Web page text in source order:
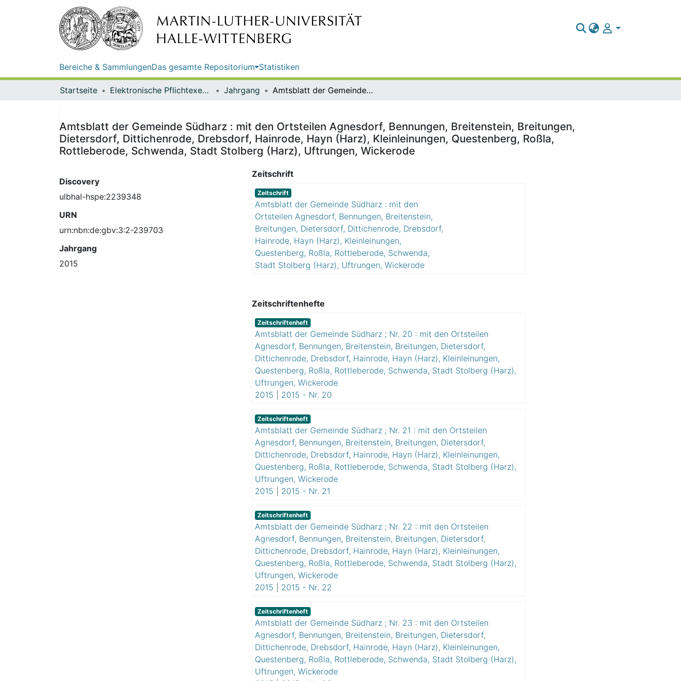
Bereiche & SammlungenDas gesamte Repositorium Statistiken
Startseite Elektronische Pflichtexemplare Jahrgang Amtsblatt der Gemeinde Südharz : mit den Ortsteilen Agnesdorf, Bennungen, Breitenstein, Breitungen, Dietersdorf, Dittichenrode, Drebsdorf, Hainrode, Hayn (Harz), Kleinleinungen, Questenberg, Roßla, Rottleberode, Schwenda, Stadt Stolberg (Harz), Uftrungen, Wickerode
Amtsblatt der Gemeinde Südharz : mit den Ortsteilen Agnesdorf, Bennungen, Breitenstein, Breitungen,
Dietersdorf, Dittichenrode, Drebsdorf, Hainrode, Hayn (Harz), Kleinleinungen, Questenberg, Roßla,
Rottleberode, Schwenda, Stadt Stolberg (Harz), Uftrungen, Wickerode
Discovery
ulbhal-hspe:2239348
URN
urn:nbn:de:gbv:3:2-239703
Jahrgang
2015
Zeitschrift
Zeitschrift
Amtsblatt der Gemeinde Südharz : mit den
Ortsteilen Agnesdorf, Bennungen, Breitenstein,
Breitungen, Dietersdorf, Dittichenrode, Drebsdorf,
Hainrode, Hayn (Harz), Kleinleinungen,
Questenberg, Roßla, Rottleberode, Schwenda,
Stadt Stolberg (Harz), Uftrungen, Wickerode
Zeitschriftenhefte
Zeitschriftenheft
Amtsblatt der Gemeinde Südharz ; Nr. 20 : mit den Ortsteilen
Agnesdorf, Bennungen, Breitenstein, Breitungen, Dietersdorf,
Dittichenrode, Drebsdorf, Hainrode, Hayn (Harz), Kleinleinungen,
Questenberg, Roßla, Rottleberode, Schwenda, Stadt Stolberg (Harz),
Uftrungen, Wickerode
2015
2015 - Nr. 20
Zeitschriftenheft
Amtsblatt der Gemeinde Südharz ; Nr. 21 : mit den Ortsteilen
Agnesdorf, Bennungen, Breitenstein, Breitungen, Dietersdorf,
Dittichenrode, Drebsdorf, Hainrode, Hayn (Harz), Kleinleinungen,
Questenberg, Roßla, Rottleberode, Schwenda, Stadt Stolberg (Harz),
Uftrungen, Wickerode
2015
2015 - Nr. 21
Zeitschriftenheft
Amtsblatt der Gemeinde Südharz ; Nr. 22 : mit den Ortsteilen
Agnesdorf, Bennungen, Breitenstein, Breitungen, Dietersdorf,
Dittichenrode, Drebsdorf, Hainrode, Hayn (Harz), Kleinleinungen,
Questenberg, Roßla, Rottleberode, Schwenda, Stadt Stolberg (Harz),
Uftrungen, Wickerode
2015
2015 - Nr. 22
Zeitschriftenheft
Amtsblatt der Gemeinde Südharz ; Nr. 23 : mit den Ortsteilen
Agnesdorf, Bennungen, Breitenstein, Breitungen, Dietersdorf,
Dittichenrode, Drebsdorf, Hainrode, Hayn (Harz), Kleinleinungen,
Questenberg, Roßla, Rottleberode, Schwenda, Stadt Stolberg (Harz),
Uftrungen, Wickerode